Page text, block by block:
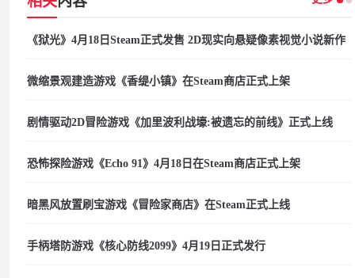
《狱光》4月18日Steam正式发售 2D现实向悬疑像素视觉小说新作
微缩景观建造游戏《香缇小镇》在Steam商店正式上架
剧情驱动2D冒险游戏《加里波利战壕:被遗忘的前线》正式上线
恐怖探险游戏《Echo 91》4月18日在Steam商店正式上架
暗黑风放置刷宝游戏《冒险家商店》在Steam正式上线
手柄塔防游戏《核心防线2099》4月19日正式发行